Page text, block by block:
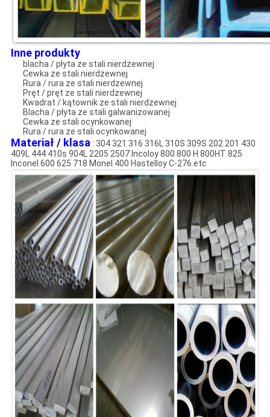
Inne produkty
blacha / płyta ze stali nierdzewnej
Cewka ze stali nierdzewnej
Rura / rura ze stali nierdzewnej
Pręt / pręt ze stali nierdzewnej
Kwadrat / kątownik ze stali nierdzewnej
Blacha / płyta ze stali galwanizowanej
Cewka ze stali ocynkowanej
Rura / rura ze stali ocynkowanej
Materiał / klasa: 304 321 316 316L 310S 309S 202 201 430
409L 444 410s 904L 2205 2507 Incoloy 800 800 H 800HT 825
Inconel 600 625 718 Monel 400 Hastelloy C-276.etc